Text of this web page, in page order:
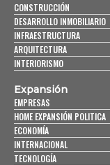
CONSTRUCCIÓN
DESARROLLO INMOBILIARIO
INFRAESTRUCTURA
ARQUITECTURA
INTERIORISMO
Expansión
EMPRESAS
HOME EXPANSIÓN POLITICA
ECONOMÍA
INTERNACIONAL
TECNOLOGÍA